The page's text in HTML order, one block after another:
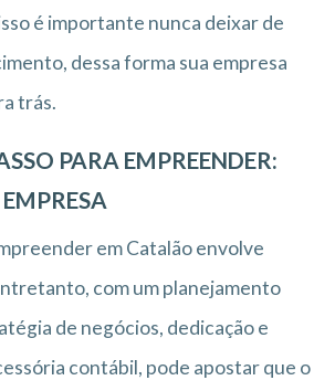
é importante nunca deixar de
dessa forma sua empresa
trás.
PARA EMPREENDER:
em Catalão envolve
com um planejamento
de negócios, dedicação e
contábil, pode apostar que o